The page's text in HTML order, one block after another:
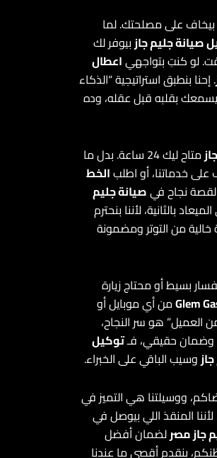
بيخاف على مصلحتك. لما
صيانة جليم جازبيوفر لك
لو كنتِ بتواجهياعطال
. إحنا بنطبق استراتيجية “الذكاء
بقلبه قبل عقله، وده
متاح ليك 24 ساعة. بدل ما
خدماتنا، أو اطلبالخط
نجاح فيصيانة جليم
بالثانية، لأننا بنحترم
من التوتر ومضمونة
بسيط أو محتاج زيارة
من أي موبايل أو
العميل” هو سر النجاح،
وضمان حقيقي، فـتوكيل
وسيب الباقي على الخبراء.
ووسيلتنا هي التميز في
لأننا المنقذ اللي بيوصل في
جاز مصرلضمان أفضل
بنقدم أقصى ما عندنا